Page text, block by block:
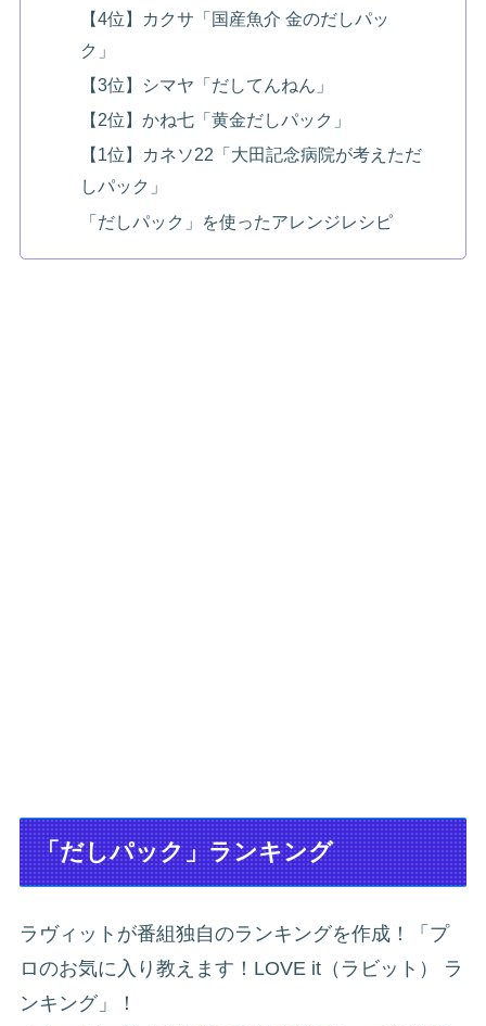
【4位】カクサ「国産魚介 金のだしパッ
ク」
【3位】シマヤ「だしてんねん」
【2位】かね七「黄金だしパック」
【1位】カネソ22「大田記念病院が考えただ
しパック」
「だしパック」を使ったアレンジレシピ
「だしパック」ランキング
ラヴィットが番組独自のランキングを作成！「プ
ロのお気に入り教えます！LOVE it（ラビット） ラ
ンキング」！